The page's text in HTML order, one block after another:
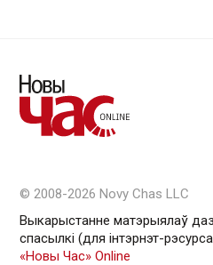
© 2008-2026 Novy Chas LLC
Выкарыстанне матэрыялаў
спасылкі (для інтэрнэт-
«Новы Час» Online